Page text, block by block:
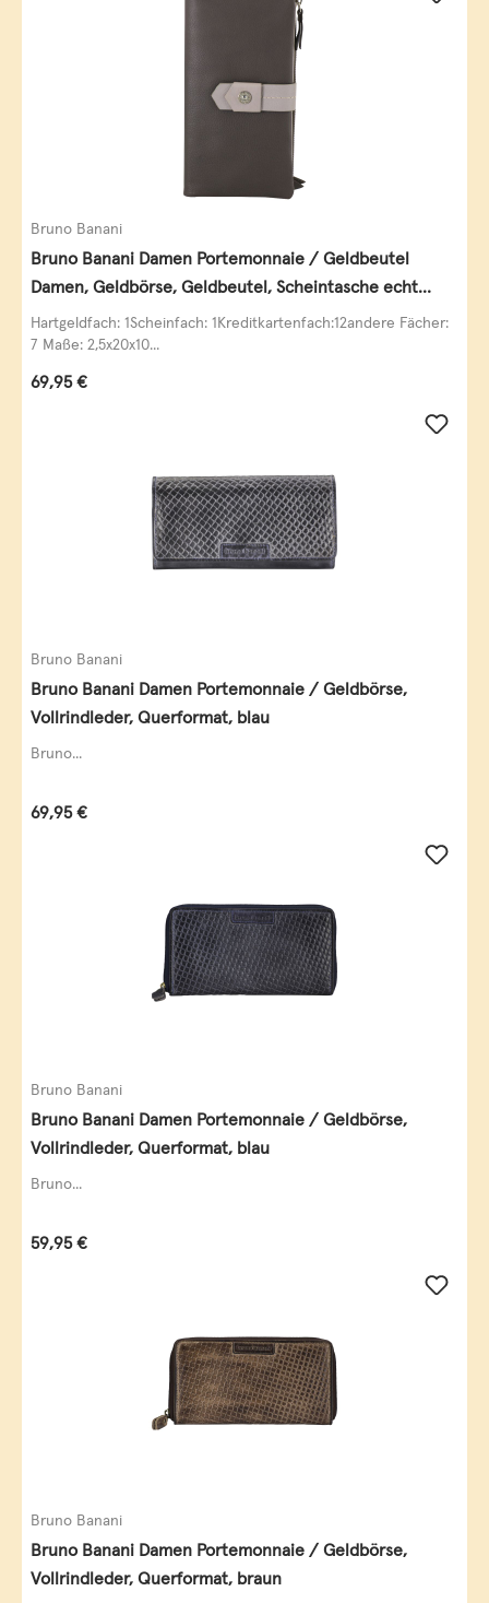
Bruno Banani
Bruno Banani Damen Portemonnaie / Geldbeutel
Damen, Geldbörse, Geldbeutel, Scheintasche echt
Leder
Hartgeldfach: 1Scheinfach: 1Kreditkartenfach:12andere Fächer:
7 Maße: 2,5x20x10...
Regulärer Preis:
69,95 €
Bruno Banani
Bruno Banani Damen Portemonnaie / Geldbörse,
Vollrindleder, Querformat, blau
Bruno...
Regulärer Preis:
69,95 €
Bruno Banani
Bruno Banani Damen Portemonnaie / Geldbörse,
Vollrindleder, Querformat, blau
Bruno...
Regulärer Preis:
59,95 €
Bruno Banani
Bruno Banani Damen Portemonnaie / Geldbörse,
Vollrindleder, Querformat, braun